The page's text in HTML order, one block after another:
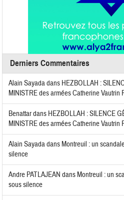
Derniers Commentaires
Alain Sayadadans HEZBOLLAH :
MINISTRE des armées Catherine Vautrin
Benattardans HEZBOLLAH : SILENCE
MINISTRE des armées Catherine Vautrin
Alain Sayadadans Montreuil : un
silence
Andre PATLAJEAN dans Montreuil : un
sous silence